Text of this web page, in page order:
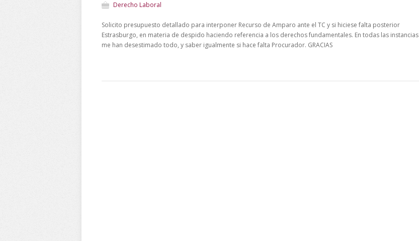
Derecho Laboral
Solicito presupuesto detallado para interponer Recurso de Amparo ante el TC y si hiciese falta posterior
Estrasburgo, en materia de despido haciendo referencia a los derechos fundamentales. En todas las instancias
me han desestimado todo, y saber igualmente si hace falta Procurador. GRACIAS